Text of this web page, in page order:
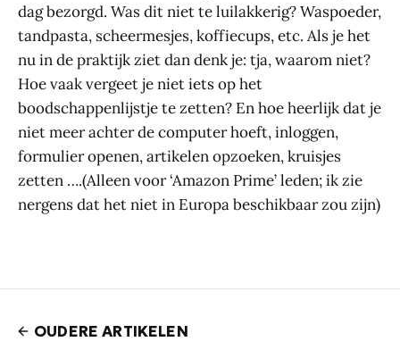
dag bezorgd. Was dit niet te luilakkerig? Waspoeder,
tandpasta, scheermesjes, koffiecups, etc. Als je het
nu in de praktijk ziet dan denk je: tja, waarom niet?
Hoe vaak vergeet je niet iets op het
boodschappenlijstje te zetten? En hoe heerlijk dat je
niet meer achter de computer hoeft, inloggen,
formulier openen, artikelen opzoeken, kruisjes
zetten ….(Alleen voor ‘Amazon Prime’ leden; ik zie
nergens dat het niet in Europa beschikbaar zou zijn)
OUDERE ARTIKELEN